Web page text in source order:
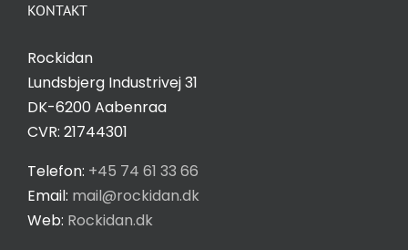
KONTAKT
Rockidan
Lundsbjerg Industrivej 31
DK-6200 Aabenraa
CVR: 21744301
Telefon: +45 74 61 33 66
Email: mail@rockidan.dk
Web: Rockidan.dk
Salgs- og leveringsbetingelser
Privatlivspolitik
Cookie Indstilling